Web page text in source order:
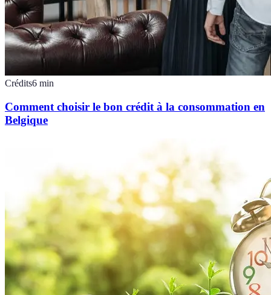
Crédits6 min
Comment choisir le bon crédit à la consommation en
Belgique